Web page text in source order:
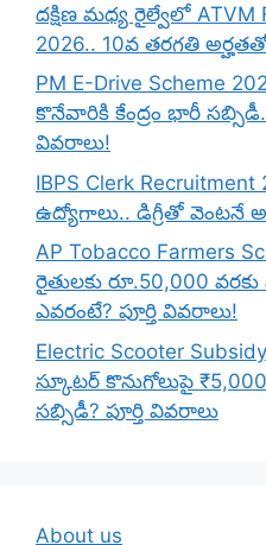
దక్షిణ మధ్య రైల్వేలో ATVM
2026.. 10వ తరగతి
PM E-Drive Scheme
కొనేవారికి కేంద్రం భారీ
వివరాలు!
IBPS Clerk
ఉద్యోగాలు.. డిగ్రీతో వెంటనే
AP Tobacco Farmers
రైతులకు రూ.50,000 వరకు
ఎవరంటే? పూర్తి వివరాలు!
Electric Scooter
స్కూటర్ కొనుగోలుపై
సబ్సిడీ? పూర్తి వివరాలు
About us